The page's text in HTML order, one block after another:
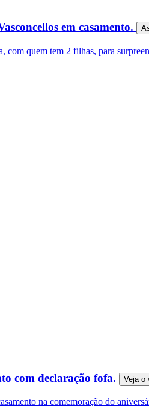
em casamento.
com quem tem 2 filhas, para
com declaração fofa. Veja o
na comemoração do